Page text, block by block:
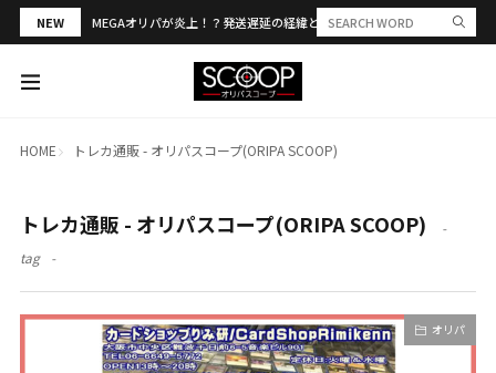
NEW MEGAオリパが炎上！？発送遅延の経緯と評判・当選報告を解説
HOME トレカ通販 - オリパスコープ(ORIPA SCOOP)
トレカ通販 - オリパスコープ(ORIPA SCOOP)
tag
オリパ